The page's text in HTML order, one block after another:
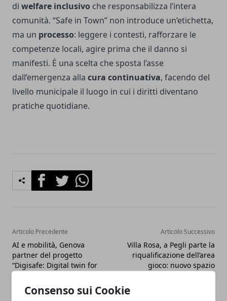
Consenso sui Cookie
di welfare inclusivo che responsabilizza l’intera
comunità. “Safe in Town” non introduce un’etichetta,
ma un processo: leggere i contesti, rafforzare le
competenze locali, agire prima che il danno si
manifesti. È una scelta che sposta l’asse
dall’emergenza alla cura continuativa, facendo del
livello municipale il luogo in cui i diritti diventano
pratiche quotidiane.
FacebookTwitterWhatsapp
Articolo Precedente
AI e mobilità, Genova
partner del progetto
“Digisafe: Digital twin for
Articolo Successivo
Villa Rosa, a Pegli parte la
riqualificazione dell’area
gioco: nuovo spazio
inclusivo per i più piccoli